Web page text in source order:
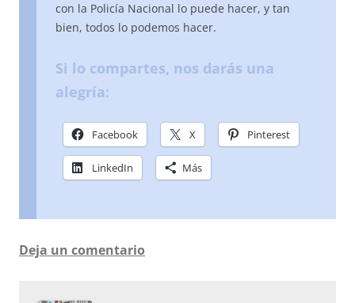
con la Policía Nacional lo puede hacer, y tan
bien, todos lo podemos hacer.
Si lo compartes, nos darás una
alegría:
Facebook X Pinterest
LinkedIn Más
Deja un comentario